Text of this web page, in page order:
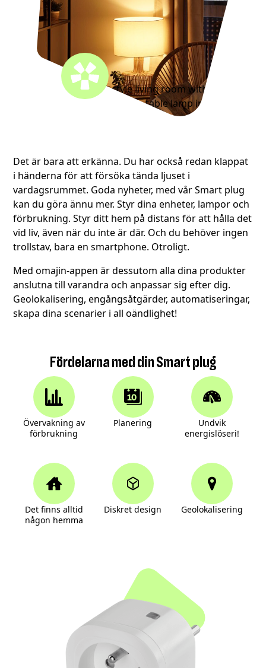
Cozy scandinavian style living room with a rack,
a comfortable seat and a table lamp in winter.
Det är bara att erkänna. Du har också redan klappat
i händerna för att försöka tända ljuset i
vardagsrummet. Goda nyheter, med vår Smart plug
kan du göra ännu mer. Styr dina enheter, lampor och
förbrukning. Styr ditt hem på distans för att hålla det
vid liv, även när du inte är där. Och du behöver ingen
trollstav, bara en smartphone. Otroligt.
Med omajin-appen är dessutom alla dina produkter
anslutna till varandra och anpassar sig efter dig.
Geolokalisering, engångsåtgärder, automatiseringar,
skapa dina scenarier i all oändlighet!
Fördelarna med din Smart plug
Övervakning av
förbrukning
Planering
Undvik
energislöseri!
Det finns alltid
någon hemma
Diskret design Geolokalisering